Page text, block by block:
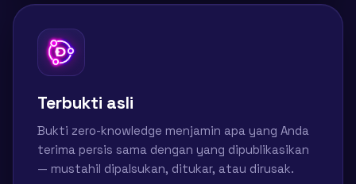
Terbukti asli
Bukti zero-knowledge menjamin apa yang Anda
terima persis sama dengan yang dipublikasikan
— mustahil dipalsukan, ditukar, atau dirusak.